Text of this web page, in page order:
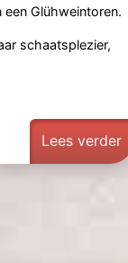
Glühweintoren.
schaatsplezier,
Lees verder